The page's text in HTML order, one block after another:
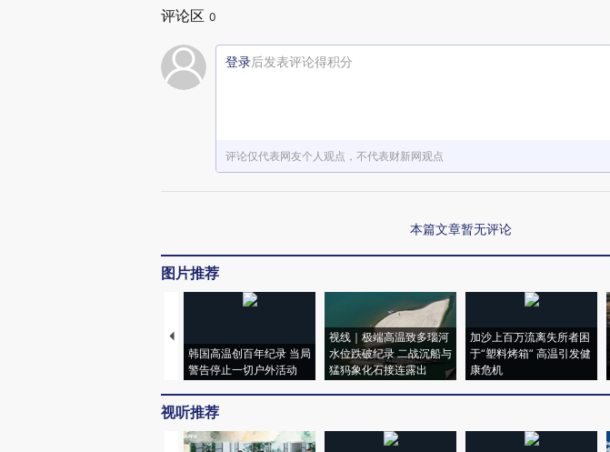
评论区 0
登录后发表评论得积分
评论仅代表网友个人观点，不代表财新网观点
本篇文章暂无评论
图片推荐
韩国高温创百年纪录 当局
警告停止一切户外活动
视线｜极端高温致多瑙河
水位跌破纪录 二战沉船与
猛犸象化石接连露出
加沙上百万流离失所者困
于“塑料烤箱” 高温引发健
康危机
视听推荐